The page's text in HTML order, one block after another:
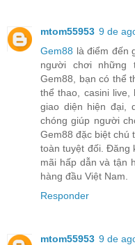
mtom55953 9 de
Gem88 là điểm đến
người chơi những
Gem88, bạn có thể
thể thao, casini live,
giao diện hiện đại,
chóng giúp người
Gem88 đặc biệt chú
toàn tuyệt đối. Đăng
mãi hấp dẫn và tận
hàng đầu Việt Nam.
Responder
mtom55953 9 de